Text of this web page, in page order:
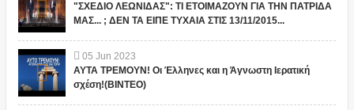
"ΣΧΕΔΙΟ ΛΕΩΝΙΔΑΣ": ΤΙ ΕΤΟΙΜΑΖΟΥΝ ΓΙΑ ΤΗΝ ΠΑΤΡΙΔΑ
ΜΑΣ... ; ΔΕΝ ΤΑ ΕΙΠΕ ΤΥΧΑΙΑ ΣΤΙΣ 13/11/2015...
05 Jun 2023
ΑΥΤΑ ΤΡΕΜΟΥΝ! Οι Έλληνες και η Άγνωστη Ιερατική
σχέση!(ΒΙΝΤΕΟ)